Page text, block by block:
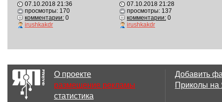
07.10.2018 21:36
просмотры: 170
комментарии:0
irushkakdr
07.10.2018 21:28
просмотры: 137
комментарии:0
irushkakdr
О проекте
размещение рекламы
статистика
Добавить
Приколы